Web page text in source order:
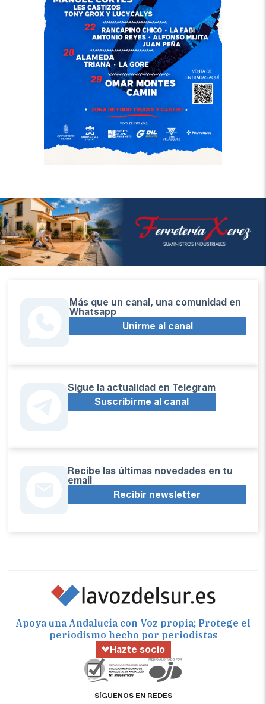
Más que un canal, una comunidad en
Whatsapp
Unirme al canal
Sígue la actualidad en Telegram
Suscribirme al canal
Recibe las últimas novedades en tu
email
Recibir newsletter
Apoya una Andalucía con Voz propia; Protege el
periodismo hecho por periodistas
Hazte socio
SÍGUENOS EN REDES